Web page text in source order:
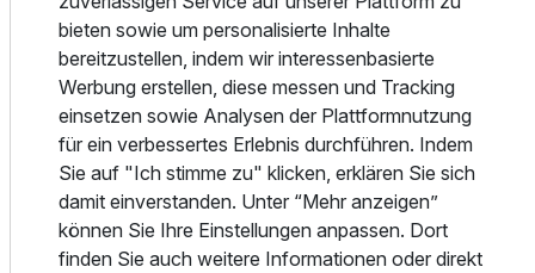
Unser SPA-Team verwöhnt Sie mit ausgesuchten
Anwendungen, wie zum Beispiel dem Floater, Hamam und
klassischen Massagen.
Lassen Sie einfach wieder einmal die Seele baumeln.
Kulinarisch verwöhnt sie unser Küchenchef mit nationalen
und internationalen Spezialitäten. Vom Restaurant
"Gartenblick" genießen sie die wunderschöne Aussicht in
den japanischen Garten auf das japanische Teehaus und
die Koi-Teiche.
bieten sowie um personalisierte Inhalte
bereitzustellen, indem wir interessenbasierte
Werbung erstellen, diese messen und Tracking
einsetzen sowie Analysen der Plattformnutzung
für ein verbessertes Erlebnis durchführen. Indem
Sie auf "Ich stimme zu" klicken, erklären Sie sich
damit einverstanden. Unter “Mehr anzeigen”
können Sie Ihre Einstellungen anpassen. Dort
finden Sie auch weitere Informationen oder direkt